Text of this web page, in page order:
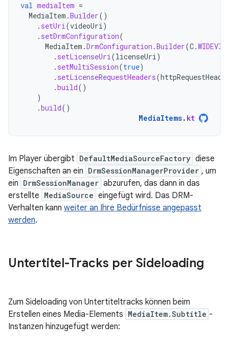
val mediaItem =
MediaItem .Builder()
. setUri(videoUri)
. setDrmConfiguration(
MediaItem .DrmConfiguration .Builder(C.
. setLicenseUri(licenseUri)
. setMultiSession(true)
. setLicenseRequestHeaders(
.build()
)
.build()
MediaItems. kt
Im Player übergibt DefaultMediaSourceFactory diese
Eigenschaften an ein DrmSessionManagerProvider , um
ein DrmSessionManager abzurufen, das dann in das
erstellte MediaSource eingefügt wird. Das DRM-
Verhalten kann weiter an Ihre Bedürfnisse angepasst
werden.
Untertitel-Tracks per Sideloading
Zum Sideloading von Untertiteltracks können beim
Erstellen eines Media-Elements MediaItem.Subtitle -
Instanzen hinzugefügt werden: